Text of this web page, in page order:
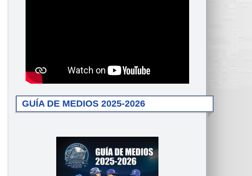
GUÍA DE MEDIOS 2025-2026